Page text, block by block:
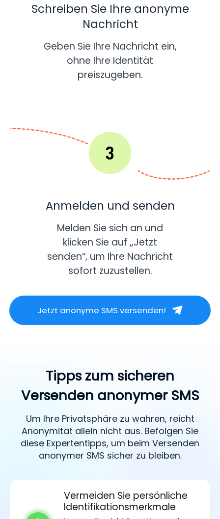
Schreiben Sie Ihre anonyme
Nachricht
Geben Sie Ihre Nachricht ein,
ohne Ihre Identität
preiszugeben.
Anmelden und senden
Melden Sie sich an und
klicken Sie auf „Jetzt
senden“, um Ihre Nachricht
sofort zuzustellen.
Jetzt anonyme SMS versenden!
Tipps zum sicheren
Versenden anonymer SMS
Um Ihre Privatsphäre zu wahren, reicht
Anonymität allein nicht aus. Befolgen Sie
diese Expertentipps, um beim Versenden
anonymer SMS sicher zu bleiben.
Vermeiden Sie persönliche
Identifikationsmerkmale